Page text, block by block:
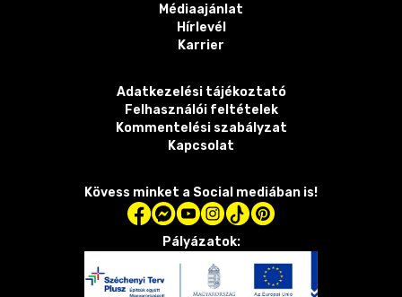
Médiaajánlat
Hírlevél
Karrier
Adatkezelési tájékoztató
Felhasználói feltételek
Kommentelési szabályzat
Kapcsolat
Kövess minket a Social mediában is!
Pályázatok: